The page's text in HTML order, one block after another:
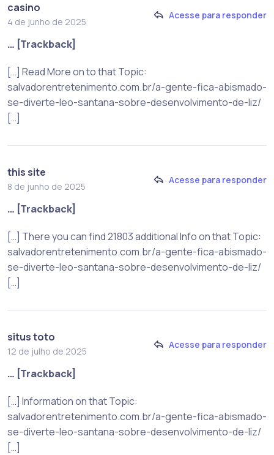
casino
4 de junho de 2025
Acesse para responder
… [Trackback]
[…] Read More on to that Topic:
salvadorentretenimento.com.br/a-gente-fica-abismado-
se-diverte-leo-santana-sobre-desenvolvimento-de-liz/
[…]
this site
8 de junho de 2025
Acesse para responder
… [Trackback]
[…] There you can find 21803 additional Info on that Topic:
salvadorentretenimento.com.br/a-gente-fica-abismado-
se-diverte-leo-santana-sobre-desenvolvimento-de-liz/
[…]
situs toto
12 de julho de 2025
Acesse para responder
… [Trackback]
[…] Information on that Topic:
salvadorentretenimento.com.br/a-gente-fica-abismado-
se-diverte-leo-santana-sobre-desenvolvimento-de-liz/
[…]